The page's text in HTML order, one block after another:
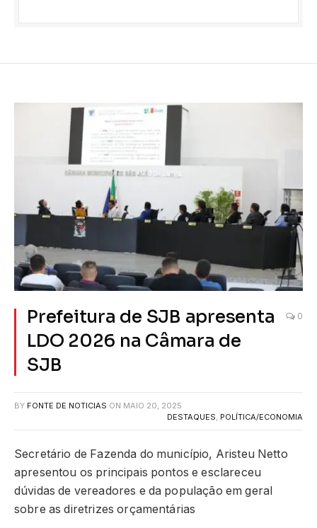
Prefeitura de SJB apresenta
LDO 2026 na Câmara de
SJB
0
BY FONTE DE NOTICIAS ON MAIO 20, 2025
DESTAQUES, POLÍTICA/ECONOMIA
Secretário de Fazenda do município, Aristeu Netto
apresentou os principais pontos e esclareceu
dúvidas de vereadores e da população em geral
sobre as diretrizes orçamentárias